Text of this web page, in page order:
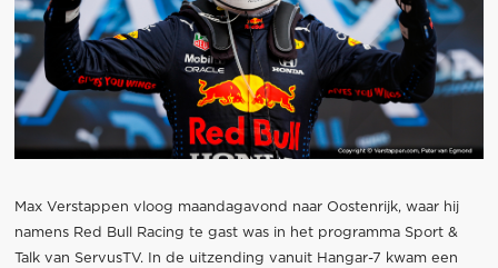
Max Verstappen vloog maandagavond naar Oostenrijk, waar hij
namens Red Bull Racing te gast was in het programma Sport &
Talk van ServusTV. In de uitzending vanuit Hangar-7 kwam een